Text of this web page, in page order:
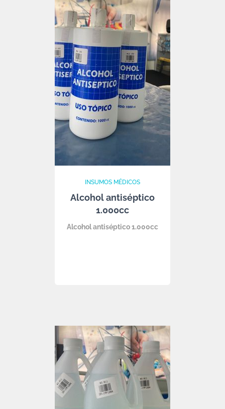
INSUMOS MÉDICOS
Alcohol antiséptico
1.000cc
Alcohol antiséptico 1.000cc